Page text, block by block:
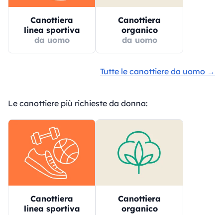
Canottiera
linea sportiva
da uomo
Canottiera
organico
da uomo
Tutte le canottiere da uomo →
Le canottiere più richieste da donna:
Canottiera
linea sportiva
Canottiera
organico